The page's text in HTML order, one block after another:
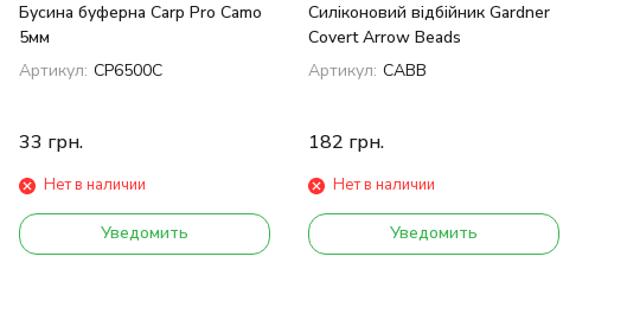
Бусина буферна Carp Pro Camo
5мм
Артикул: CP6500C
33 грн.
Нет в наличии
Уведомить
Силіконовий відбійник Gardner
Covert Arrow Beads
Артикул: CABB
182 грн.
Нет в наличии
Уведомить